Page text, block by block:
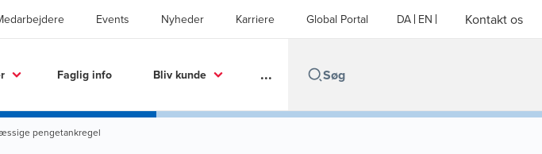
Events Nyheder Karriere Global Portal DA EN Kontakt os
Faglig info Bliv kunde ...
pengetankregel